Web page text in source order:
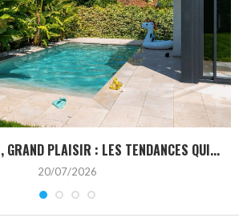
GRAND PLAISIR : LES TENDANCES QUI...
20/07/2026